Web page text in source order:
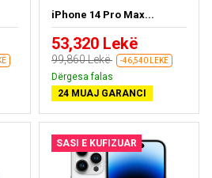
iPhone 14 Pro Max...
53,320 Lekë
99,860 Lekë -46,540 LEKË
Dërgesa falas
24 MUAJ GARANCI
SASI E KUFIZUAR